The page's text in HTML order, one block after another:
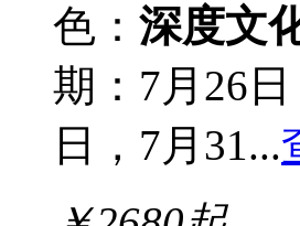
色： 深度文
期：7月26
日，7月31...